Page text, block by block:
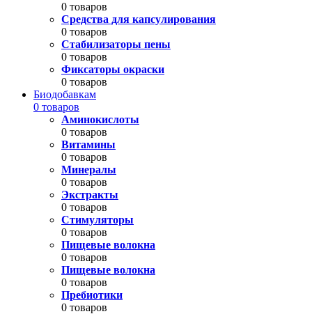
0 товаров
Средства для капсулирования
0 товаров
Стабилизаторы пены
0 товаров
Фиксаторы окраски
0 товаров
Биодобавкам
0 товаров
Аминокислоты
0 товаров
Витамины
0 товаров
Минералы
0 товаров
Экстракты
0 товаров
Стимуляторы
0 товаров
Пищевые волокна
0 товаров
Пищевые волокна
0 товаров
Пребиотики
0 товаров